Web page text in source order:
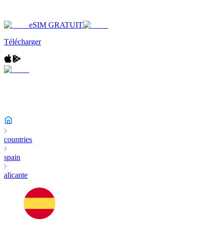
eSIM GRATUIT
Télécharger
countries
spain
alicante